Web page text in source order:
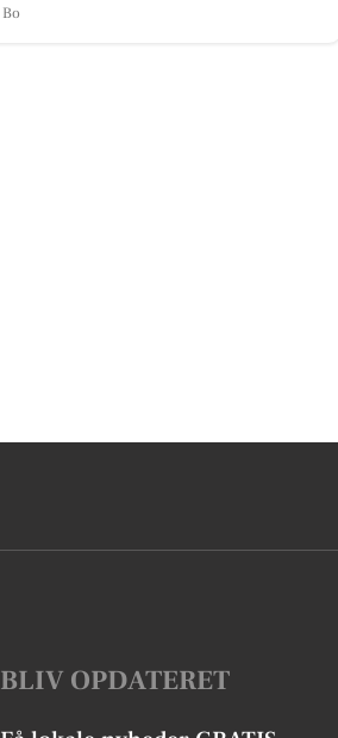
Bo
BLIV OPDATERET